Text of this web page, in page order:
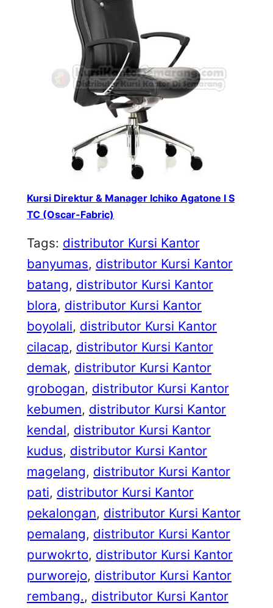
Kursi Direktur & Manager Ichiko Agatone I S
TC (Oscar-Fabric)
Tags: distributor Kursi Kantor
banyumas, distributor Kursi Kantor
batang, distributor Kursi Kantor
blora, distributor Kursi Kantor
boyolali, distributor Kursi Kantor
cilacap, distributor Kursi Kantor
demak, distributor Kursi Kantor
grobogan, distributor Kursi Kantor
kebumen, distributor Kursi Kantor
kendal, distributor Kursi Kantor
kudus, distributor Kursi Kantor
magelang, distributor Kursi Kantor
pati, distributor Kursi Kantor
pekalongan, distributor Kursi Kantor
pemalang, distributor Kursi Kantor
purwokrto, distributor Kursi Kantor
purworejo, distributor Kursi Kantor
rembang., distributor Kursi Kantor